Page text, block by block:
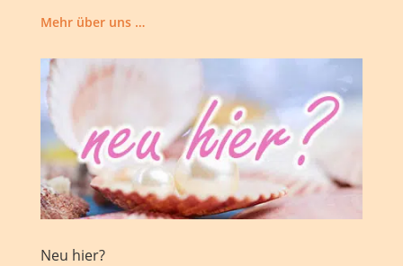
Mehr über uns …
Neu hier?